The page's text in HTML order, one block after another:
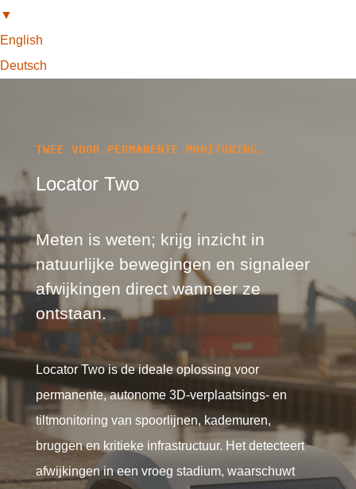
▼
English
Deutsch
TWEE VOOR PERMANENTE MONITORING.
Locator Two
Meten is weten; krijg inzicht in
natuurlijke bewegingen en signaleer
afwijkingen direct wanneer ze
ontstaan.
Locator Two is de ideale oplossing voor
permanente, autonome 3D-verplaatsings- en
tiltmonitoring van spoorlijnen, kademuren,
bruggen en kritieke infrastructuur. Het detecteert
afwijkingen in een vroeg stadium, waarschuwt